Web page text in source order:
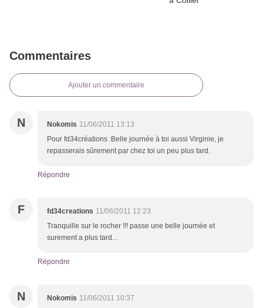
Commentaires
Ajouter un commentaire
N Nokomis 11/06/2011 13:13
Pour fd34créations :Belle journée à toi aussi Virginie, je
repasserais sûrement par chez toi un peu plus tard.
Répondre
F fd34creations 11/06/2011 12:23
Tranquille sur le rocher !!! passe une belle journée et
surement a plus tard...
Répondre
N Nokomis 11/06/2011 10:37